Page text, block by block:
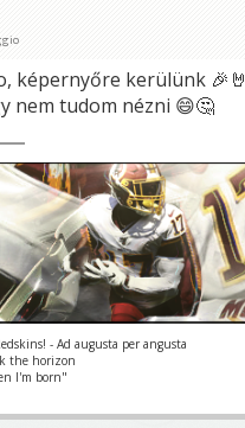
képernyőre kerülünk 🎉🤘
nem tudom nézni 😄🤔
- Ad augusta per angusta
the horizon
I'm born"